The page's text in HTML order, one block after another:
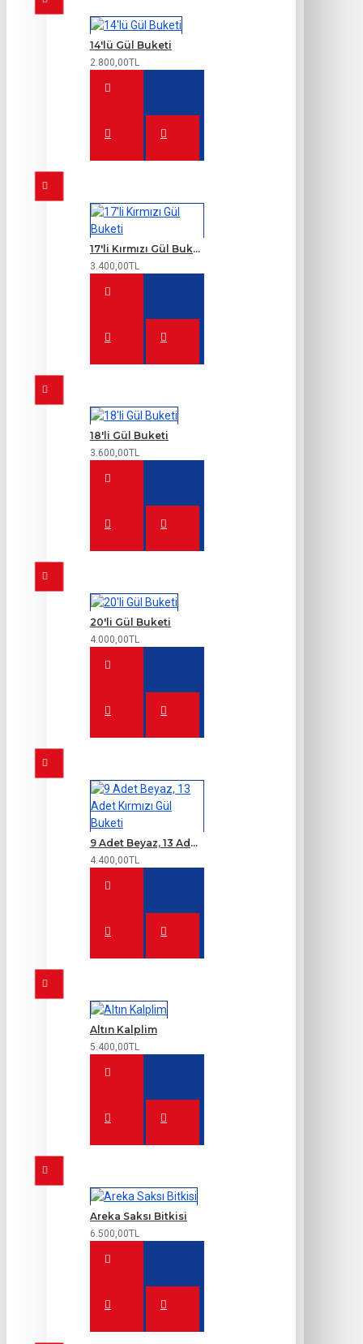
14'lü Gül Buketi
2.800,00TL
17'li Kırmızı Gül Buketi
3.400,00TL
18'li Gül Buketi
3.600,00TL
20'li Gül Buketi
4.000,00TL
9 Adet Beyaz, 13 Adet Kırmızı Gül Buketi
4.400,00TL
Altın Kalplim
5.400,00TL
Areka Saksı Bitkisi
6.500,00TL